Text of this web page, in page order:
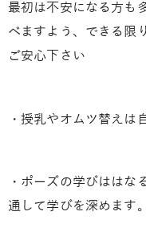
最初は不安になる方も
べますよう、できる限
ご安心下さい
・授乳やオムツ替えは
・ポーズの学びははな
通して学びを深めます。